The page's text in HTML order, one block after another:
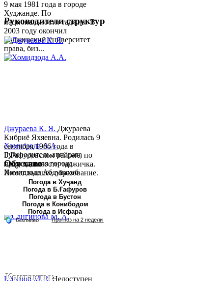
9 мая 1981 года в городе
Худжанде. По
национальности таджик. В
2003 году окончил
Таджикский университет
права, биз...
Хомидзода А.А.
Руководитель аппарата
председателя города
Хомидзода Абдувахоб
Абдумаджид родился 8
июня 1978 года в городе
Худжанде. По
национальности...
Руководители структур
Джураева К. Я. Джураева
Кибриё Яхяевна. Родилась 9
сентября 1966 года в
Б.Гафуровском районе, по
национальности таджичка.
Имеет высшее образование.
В 1997 ...
Юсупов М. З.Недоступен
Обу хаво
Погода в Хуҷанд
Погода в Б.Ғафуров
Погода в Бустон
Погода в Конибодом
Погода в Исфара
Контакты: